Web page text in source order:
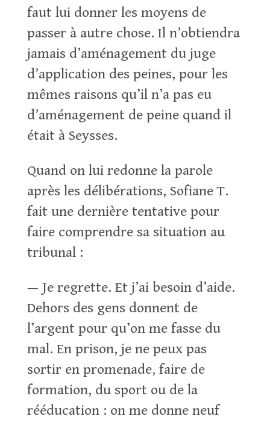
faut lui donner les moyens de
passer à autre chose. Il n’obtiendra
jamais d’aménagement du juge
d’application des peines, pour les
mêmes raisons qu’il n’a pas eu
d’aménagement de peine quand il
était à Seysses.
Quand on lui redonne la parole
après les délibérations, Sofiane T.
fait une dernière tentative pour
faire comprendre sa situation au
tribunal :
— Je regrette. Et j’ai besoin d’aide.
Dehors des gens donnent de
l’argent pour qu’on me fasse du
mal. En prison, je ne peux pas
sortir en promenade, faire de
formation, du sport ou de la
rééducation : on me donne neuf